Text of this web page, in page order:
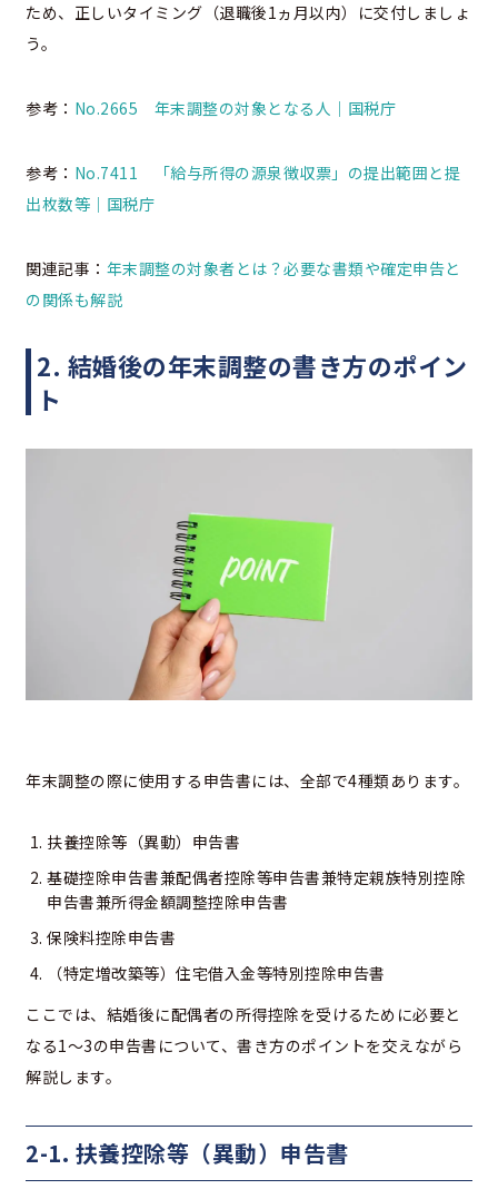
ため、正しいタイミング（退職後1ヵ月以内）に交付しましょ
う。
参考： No.2665 年末調整の対象となる人｜国税庁
参考： No.7411 「給与所得の源泉徴収票」の提出範囲と提
出枚数等｜国税庁
関連記事： 年末調整の対象者とは？必要な書類や確定申告と
の関係も解説
2. 結婚後の年末調整の書き方のポイン
ト
年末調整の際に使用する申告書には、全部で4種類あります。
扶養控除等（異動）申告書
基礎控除申告書兼配偶者控除等申告書兼特定親族特別控除
申告書兼所得金額調整控除申告書
保険料控除申告書
（特定増改築等）住宅借入金等特別控除申告書
ここでは、結婚後に配偶者の所得控除を受けるために必要と
なる1～3の申告書について、書き方のポイントを交えながら
解説します。
2-1. 扶養控除等（異動）申告書